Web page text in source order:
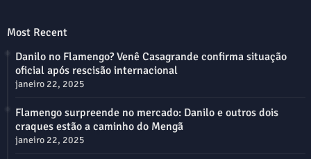
Most Recent
Danilo no Flamengo? Venê Casagrande confirma situação
oficial após rescisão internacional
janeiro 22, 2025
Flamengo surpreende no mercado: Danilo e outros dois
craques estão a caminho do Mengã
janeiro 22, 2025